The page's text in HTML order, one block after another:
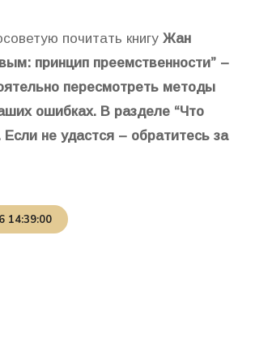
почитать книгу Жан
принцип преемственности” –
пересмотреть методы
ошибках. В разделе “Что
Если не удастся – обратитесь за
14:39:00